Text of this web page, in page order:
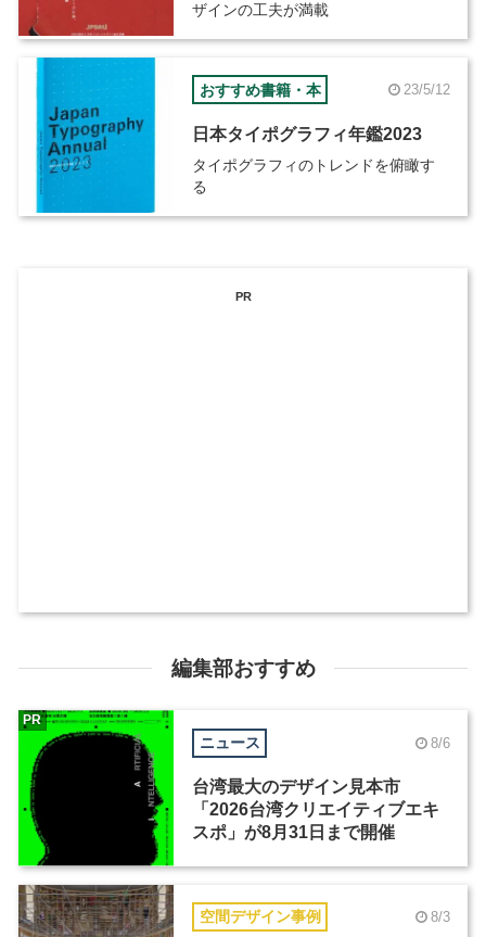
ザインの工夫が満載
おすすめ書籍・本 23/5/12
日本タイポグラフィ年鑑2023
タイポグラフィのトレンドを俯瞰す
る
PR
編集部おすすめ
ニュース 8/6
台湾最大のデザイン見本市
「2026台湾クリエイティブエキ
スポ」が8月31日まで開催
PR
空間デザイン事例 8/3